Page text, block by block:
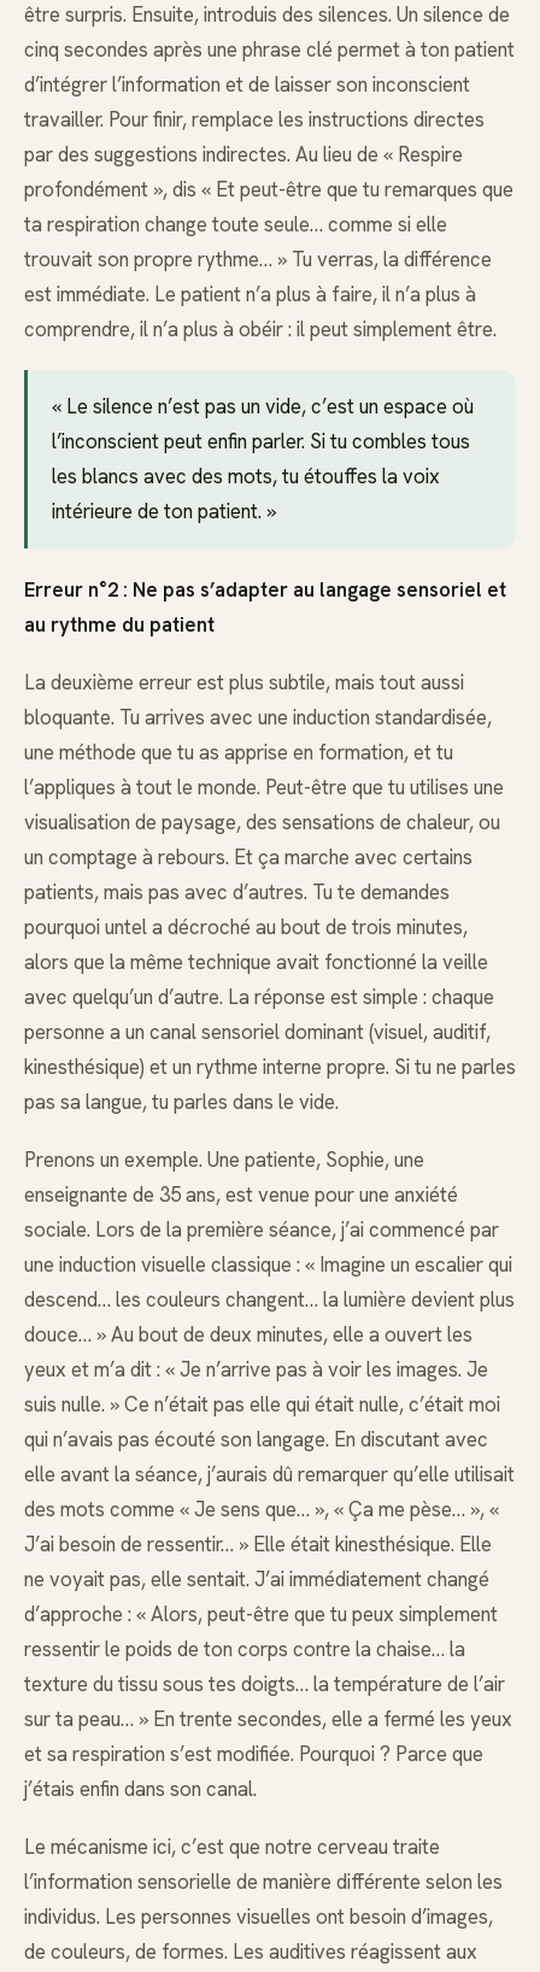
être surpris. Ensuite, introduis des silences. Un silence de
cinq secondes après une phrase clé permet à ton patient
d’intégrer l’information et de laisser son inconscient
travailler. Pour finir, remplace les instructions directes
par des suggestions indirectes. Au lieu de « Respire
profondément », dis « Et peut-être que tu remarques que
ta respiration change toute seule… comme si elle
trouvait son propre rythme… » Tu verras, la différence
est immédiate. Le patient n’a plus à faire, il n’a plus à
comprendre, il n’a plus à obéir : il peut simplement être.
« Le silence n’est pas un vide, c’est un espace où
l’inconscient peut enfin parler. Si tu combles tous
les blancs avec des mots, tu étouffes la voix
intérieure de ton patient. »
Erreur n°2 : Ne pas s’adapter au langage sensoriel et
au rythme du patient
La deuxième erreur est plus subtile, mais tout aussi
bloquante. Tu arrives avec une induction standardisée,
une méthode que tu as apprise en formation, et tu
l’appliques à tout le monde. Peut-être que tu utilises une
visualisation de paysage, des sensations de chaleur, ou
un comptage à rebours. Et ça marche avec certains
patients, mais pas avec d’autres. Tu te demandes
pourquoi untel a décroché au bout de trois minutes,
alors que la même technique avait fonctionné la veille
avec quelqu’un d’autre. La réponse est simple : chaque
personne a un canal sensoriel dominant (visuel, auditif,
kinesthésique) et un rythme interne propre. Si tu ne parles
pas sa langue, tu parles dans le vide.
Prenons un exemple. Une patiente, Sophie, une
enseignante de 35 ans, est venue pour une anxiété
sociale. Lors de la première séance, j’ai commencé par
une induction visuelle classique : « Imagine un escalier qui
descend… les couleurs changent… la lumière devient plus
douce… » Au bout de deux minutes, elle a ouvert les
yeux et m’a dit : « Je n’arrive pas à voir les images. Je
suis nulle. » Ce n’était pas elle qui était nulle, c’était moi
qui n’avais pas écouté son langage. En discutant avec
elle avant la séance, j’aurais dû remarquer qu’elle utilisait
des mots comme « Je sens que… », « Ça me pèse… », «
J’ai besoin de ressentir… » Elle était kinesthésique. Elle
ne voyait pas, elle sentait. J’ai immédiatement changé
d’approche : « Alors, peut-être que tu peux simplement
ressentir le poids de ton corps contre la chaise… la
texture du tissu sous tes doigts… la température de l’air
sur ta peau… » En trente secondes, elle a fermé les yeux
et sa respiration s’est modifiée. Pourquoi ? Parce que
j’étais enfin dans son canal.
Le mécanisme ici, c’est que notre cerveau traite
l’information sensorielle de manière différente selon les
individus. Les personnes visuelles ont besoin d’images,
de couleurs, de formes. Les auditives réagissent aux